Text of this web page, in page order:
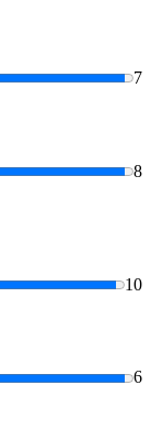
7
8
10
6